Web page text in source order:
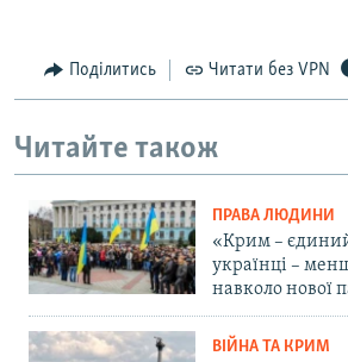
Поділитись Читати без VPN
Читайте також
ПРАВА ЛЮДИНИ
«Крим –
українці –
навколо нової
ВІЙНА ТА КРИМ